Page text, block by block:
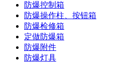
防爆控制箱
防爆操作柱、按钮箱
防爆检修箱
定做防爆箱
防爆附件
防爆灯具